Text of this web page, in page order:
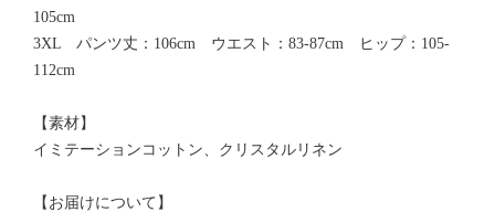
105cm
3XL パンツ丈：106cm ウエスト：83-87cm ヒップ：105-
112cm
【素材】
イミテーションコットン、クリスタルリネン
【お届けについて】